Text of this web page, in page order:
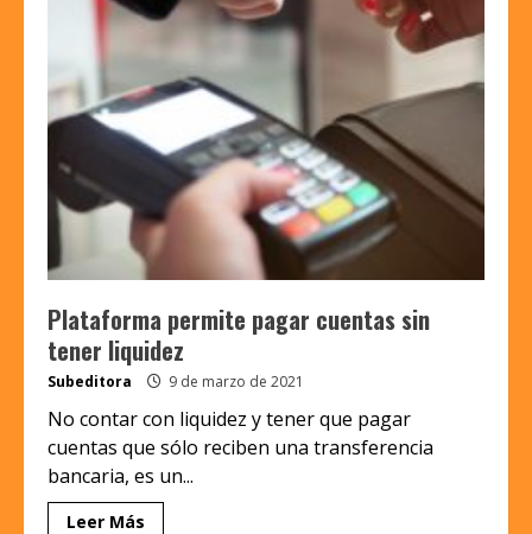
Plataforma permite pagar cuentas sin
tener liquidez
Subeditora 9 de marzo de 2021
No contar con liquidez y tener que pagar
cuentas que sólo reciben una transferencia
bancaria, es un...
Leer Más